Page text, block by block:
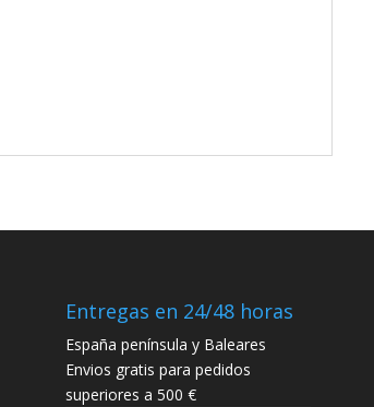
Entregas en 24/48 horas
España península y Baleares
Envios gratis para pedidos
superiores a 500 €